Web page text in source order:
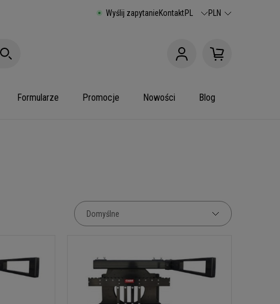
Wyślij zapytanieKontaktPL PLN
Formularze Promocje Nowości Blog